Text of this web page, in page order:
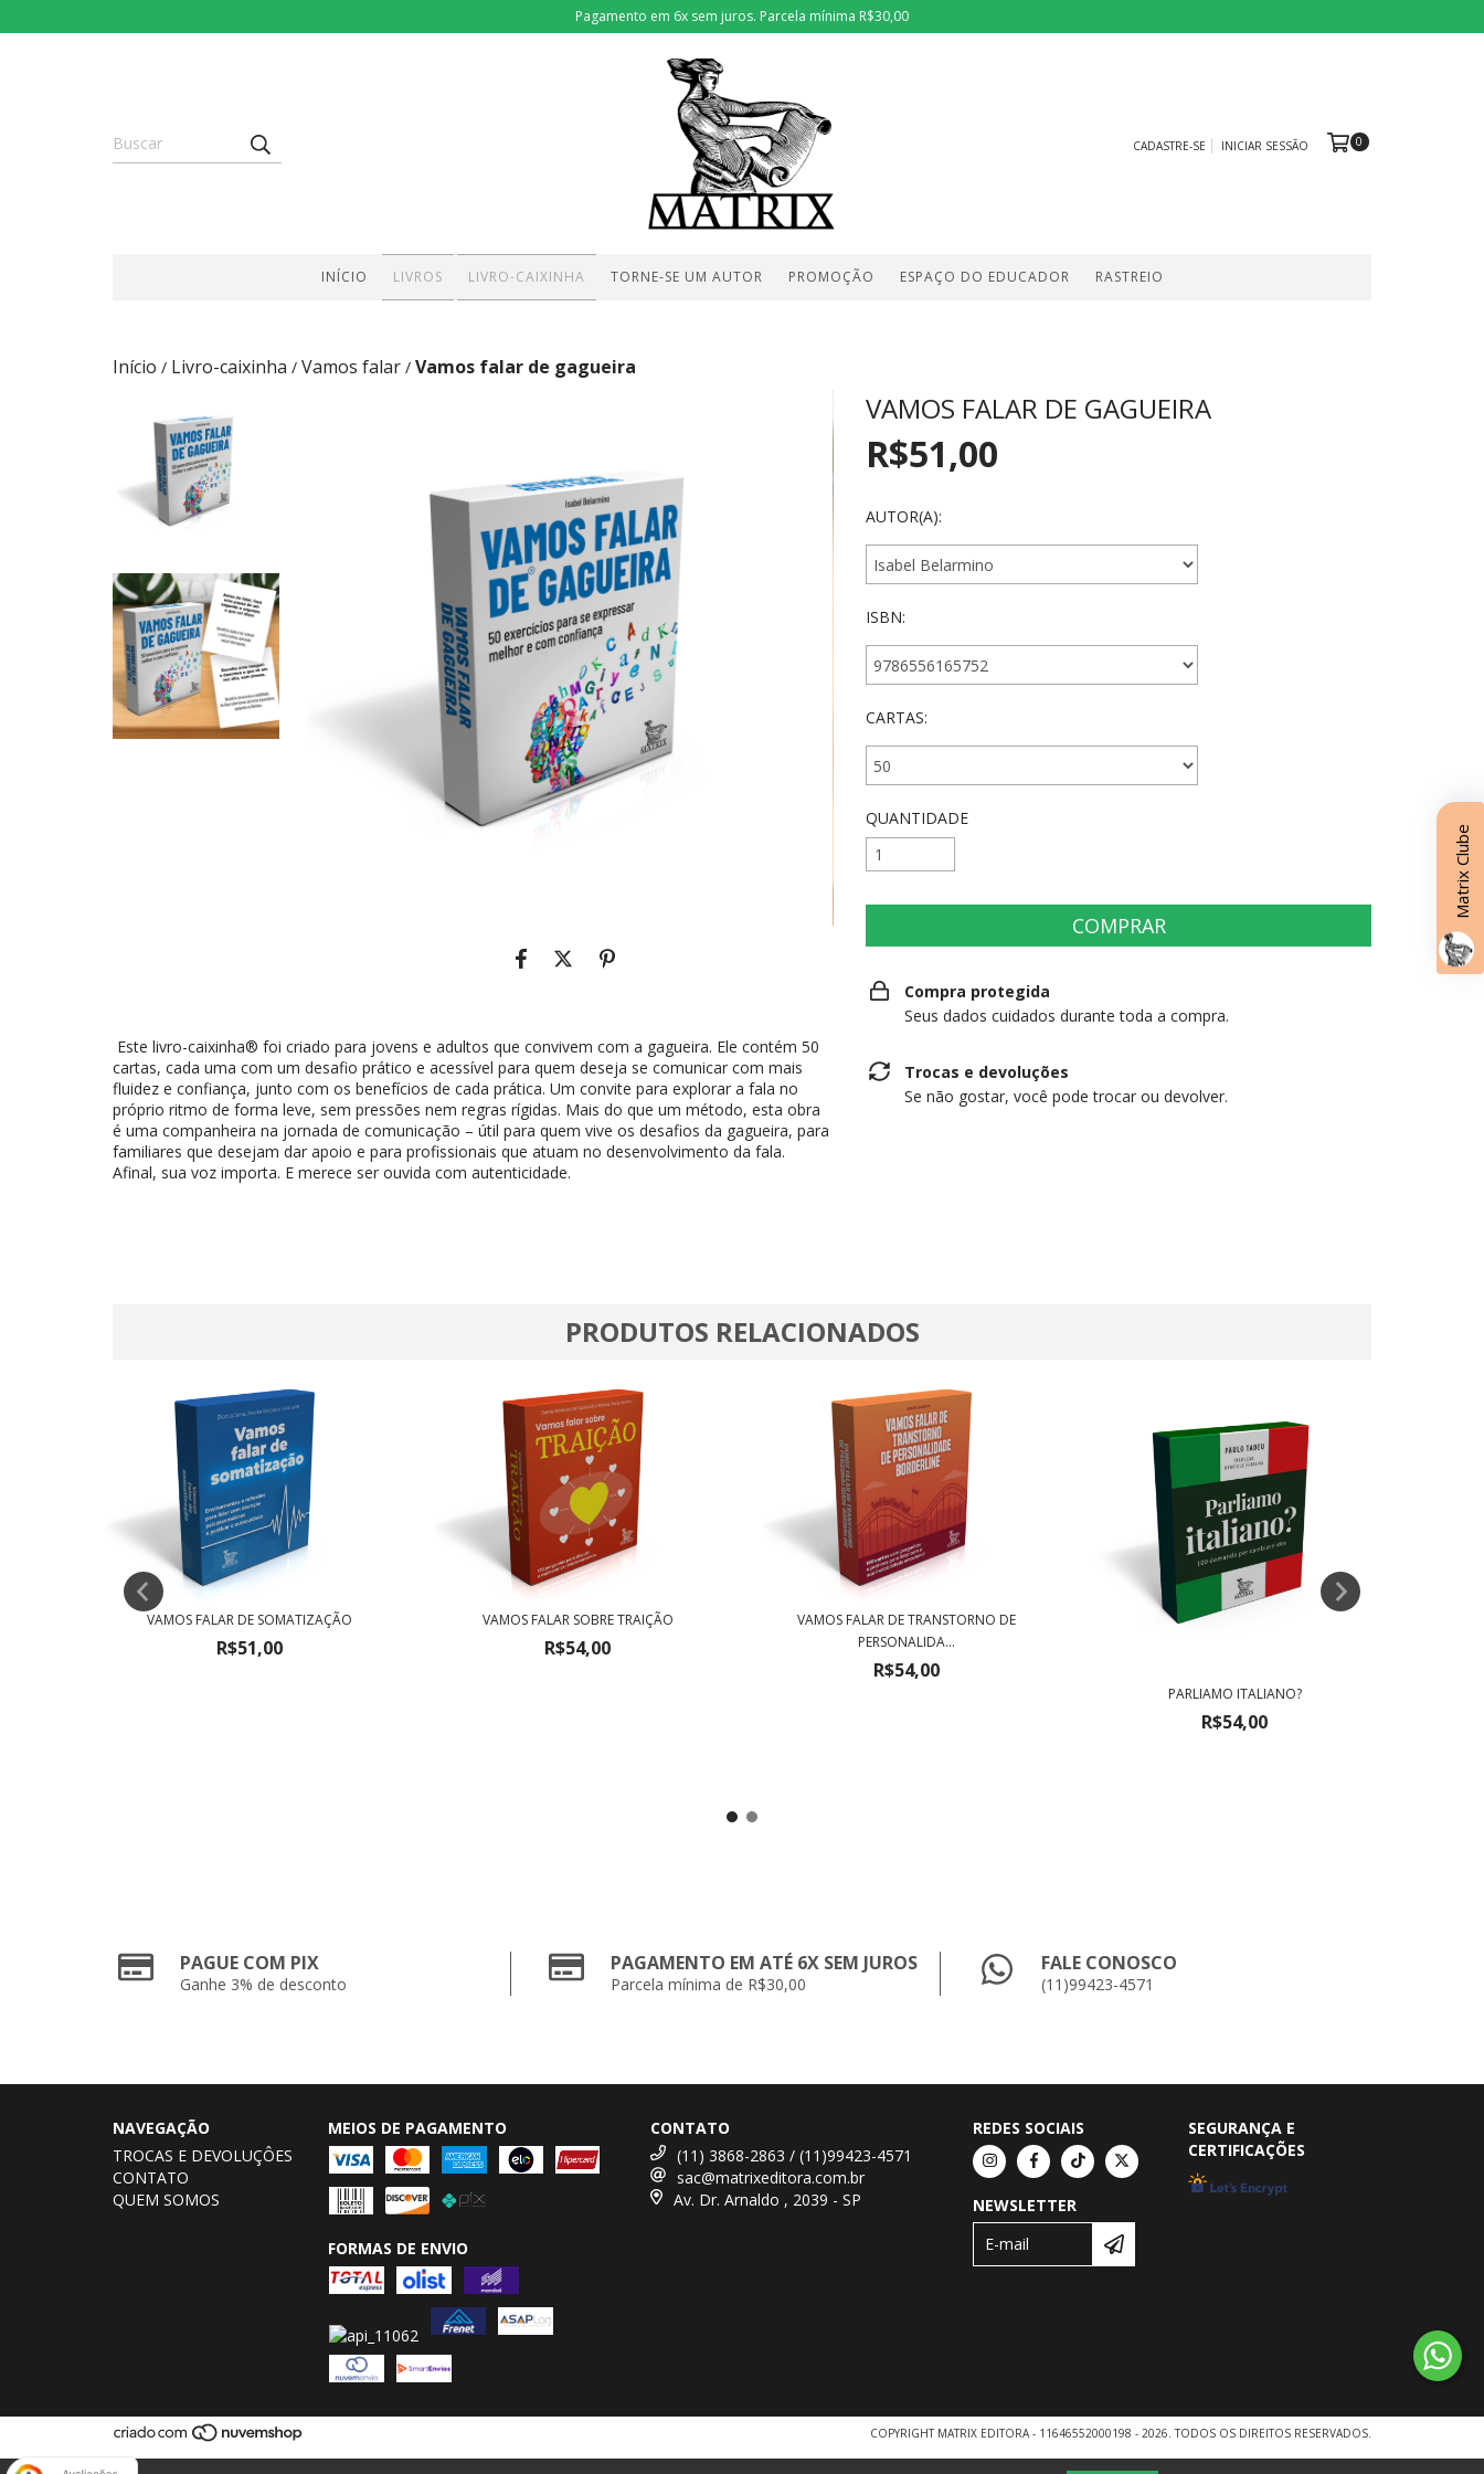
Pagamento em 6x sem juros. Parcela mínima R$30,00
CADASTRE-SE INICIAR SESSÃO 0
INÍCIO LIVROS LIVRO-CAIXINHA TORNE-SE UM AUTOR PROMOÇÃO ESPAÇO DO EDUCADOR RASTREIO
Início / Livro-caixinha / Vamos falar / Vamos falar de gagueira
Este livro-caixinha® foi criado para jovens e adultos que convivem com a gagueira. Ele contém 50
cartas, cada uma com um desafio prático e acessível para quem deseja se comunicar com mais
fluidez e confiança, junto com os benefícios de cada prática. Um convite para explorar a fala no
próprio ritmo de forma leve, sem pressões nem regras rígidas. Mais do que um método, esta obra
é uma companheira na jornada de comunicação – útil para quem vive os desafios da gagueira, para
familiares que desejam dar apoio e para profissionais que atuam no desenvolvimento da fala.
Afinal, sua voz importa. E merece ser ouvida com autenticidade.
VAMOS FALAR DE GAGUEIRA
R$51,00
AUTOR(A):
ISBN:
CARTAS:
QUANTIDADE
Compra protegida
Seus dados cuidados durante toda a compra.
Trocas e devoluções
Se não gostar, você pode trocar ou devolver.
PRODUTOS RELACIONADOS
VAMOS FALAR DE SOMATIZAÇÃO
R$51,00
VAMOS FALAR SOBRE TRAIÇÃO
R$54,00
VAMOS FALAR DE TRANSTORNO DE
PERSONALIDA...
R$54,00
PARLIAMO ITALIANO?
R$54,00
PAGUE COM PIX
Ganhe 3% de desconto
PAGAMENTO EM ATÉ 6X SEM JUROS
Parcela mínima de R$30,00
FALE CONOSCO
(11)99423-4571
NAVEGAÇÃO
TROCAS E DEVOLUÇÔES
CONTATO
QUEM SOMOS
MEIOS DE PAGAMENTO
FORMAS DE ENVIO
CONTATO
(11) 3868-2863 / (11)99423-4571
sac@matrixeditora.com.br
Av. Dr. Arnaldo , 2039 - SP
REDES SOCIAIS
NEWSLETTER
SEGURANÇA E
CERTIFICAÇÕES
COPYRIGHT MATRIX EDITORA - 11646552000198 - 2026. TODOS OS DIREITOS RESERVADOS.
Matrix Clube